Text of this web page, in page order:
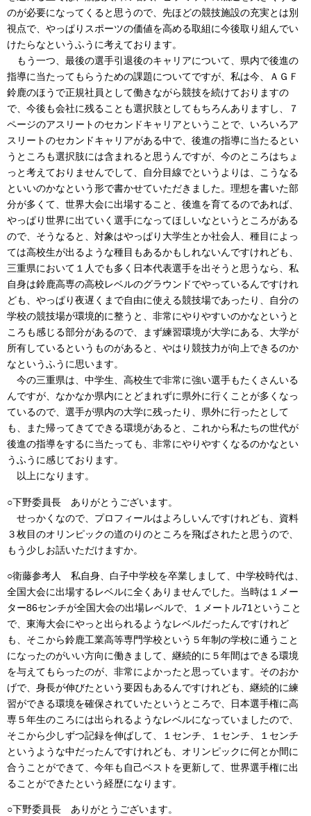
のが必要になってくると思うので、先ほどの競技施設の充実とは別
視点で、やっぱりスポーツの価値を高める取組に今後取り組んでい
けたらなというふうに考えております。
もう一つ、最後の選手引退後のキャリアについて、県内で後進の
指導に当たってもらうための課題についてですが、私は今、ＡＧＦ
鈴鹿のほうで正規社員として働きながら競技を続けておりますの
で、今後も会社に残ることも選択肢としてもちろんありますし、７
ページのアスリートのセカンドキャリアということで、いろいろア
スリートのセカンドキャリアがある中で、後進の指導に当たるとい
うところも選択肢には含まれると思うんですが、今のところはちょ
っと考えておりませんでして、自分目線でというよりは、こうなる
といいのかなという形で書かせていただきました。理想を書いた部
分が多くて、世界大会に出場すること、後進を育てるのであれば、
やっぱり世界に出ていく選手になってほしいなというところがある
ので、そうなると、対象はやっぱり大学生とか社会人、種目によっ
ては高校生が出るような種目もあるかもしれないんですけれども、
三重県において１人でも多く日本代表選手を出そうと思うなら、私
自身は鈴鹿高専の高校レベルのグラウンドでやっているんですけれ
ども、やっぱり夜遅くまで自由に使える競技場であったり、自分の
学校の競技場が環境的に整うと、非常にやりやすいのかなというと
ころも感じる部分があるので、まず練習環境が大学にある、大学が
所有しているというものがあると、やはり競技力が向上できるのか
なというふうに思います。
今の三重県は、中学生、高校生で非常に強い選手もたくさんいる
んですが、なかなか県内にとどまれずに県外に行くことが多くなっ
ているので、選手が県内の大学に残ったり、県外に行ったとして
も、また帰ってきてできる環境があると、これから私たちの世代が
後進の指導をするに当たっても、非常にやりやすくなるのかなとい
うふうに感じております。
以上になります。
○下野委員長 ありがとうございます。
せっかくなので、プロフィールはよろしいんですけれども、資料
３枚目のオリンピックの道のりのところを飛ばされたと思うので、
もう少しお話いただけますか。
○衛藤参考人 私自身、白子中学校を卒業しまして、中学校時代は、
全国大会に出場するレベルに全くありませんでした。当時は１メー
ター86センチが全国大会の出場レベルで、１メートル71ということ
で、東海大会にやっと出られるようなレベルだったんですけれど
も、そこから鈴鹿工業高等専門学校という５年制の学校に通うこと
になったのがいい方向に働きまして、継続的に５年間はできる環境
を与えてもらったのが、非常によかったと思っています。そのおか
げで、身長が伸びたという要因もあるんですけれども、継続的に練
習ができる環境を確保されていたというところで、日本選手権に高
専５年生のころには出られるようなレベルになっていましたので、
そこから少しずつ記録を伸ばして、１センチ、１センチ、１センチ
というような中だったんですけれども、オリンピックに何とか間に
合うことができて、今年も自己ベストを更新して、世界選手権に出
ることができたという経歴になります。
○下野委員長 ありがとうございます。